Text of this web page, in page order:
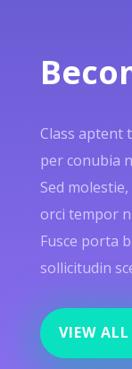
Class aptent
per conubia
Sed
orci tempor
Fusce porta
sollicitudin
VIEW ALL